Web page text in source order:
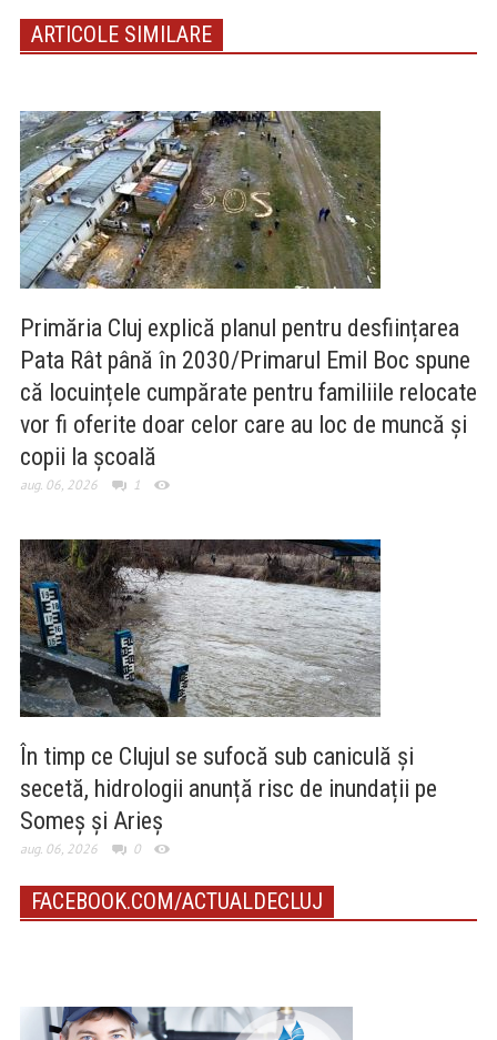
ARTICOLE SIMILARE
Primăria Cluj explică planul pentru desființarea
Pata Rât până în 2030/Primarul Emil Boc spune
că locuințele cumpărate pentru familiile relocate
vor fi oferite doar celor care au loc de muncă și
copii la școală
aug. 06, 2026 1
În timp ce Clujul se sufocă sub caniculă și
secetă, hidrologii anunță risc de inundații pe
Someș și Arieș
aug. 06, 2026 0
FACEBOOK.COM/ACTUALDECLUJ